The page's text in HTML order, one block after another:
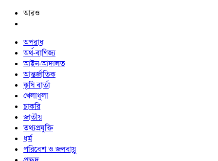
আরও
অপরাধ
অর্থ-বাণিজ্য
আইন-আদালত
আন্তর্জাতিক
কৃষি বার্তা
খেলাধুলা
চাকরি
জাতীয়
তথ্যপ্রযুক্তি
ধর্ম
পরিবেশ ও জলবায়ু